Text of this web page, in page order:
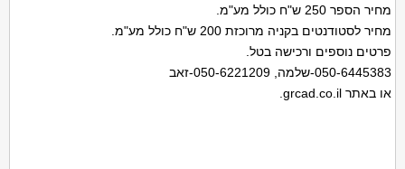
מחיר הספר 250 ש"ח כולל מע"מ.
מחיר לסטודנטים בקניה מרוכזת 200 ש"ח כולל מע"מ.
פרטים נוספים ורכישה בטל.
050-6445383-שלמה, 050-6221209-זאב
או באתר grcad.co.il.